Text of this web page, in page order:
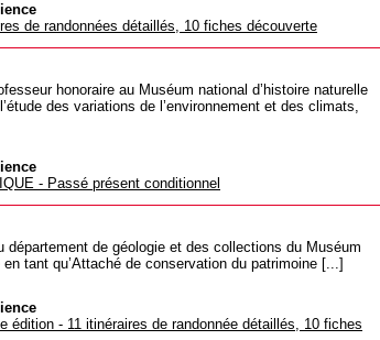
de randonnées détaillés, 10 fiches découverte
honoraire au Muséum national d’histoire naturelle
des variations de l’environnement et des climats,
- Passé présent conditionnel
département de géologie et des collections du Muséum
tant qu’Attaché de conservation du patrimoine [...]
édition - 11 itinéraires de randonnée détaillés, 10 fiches